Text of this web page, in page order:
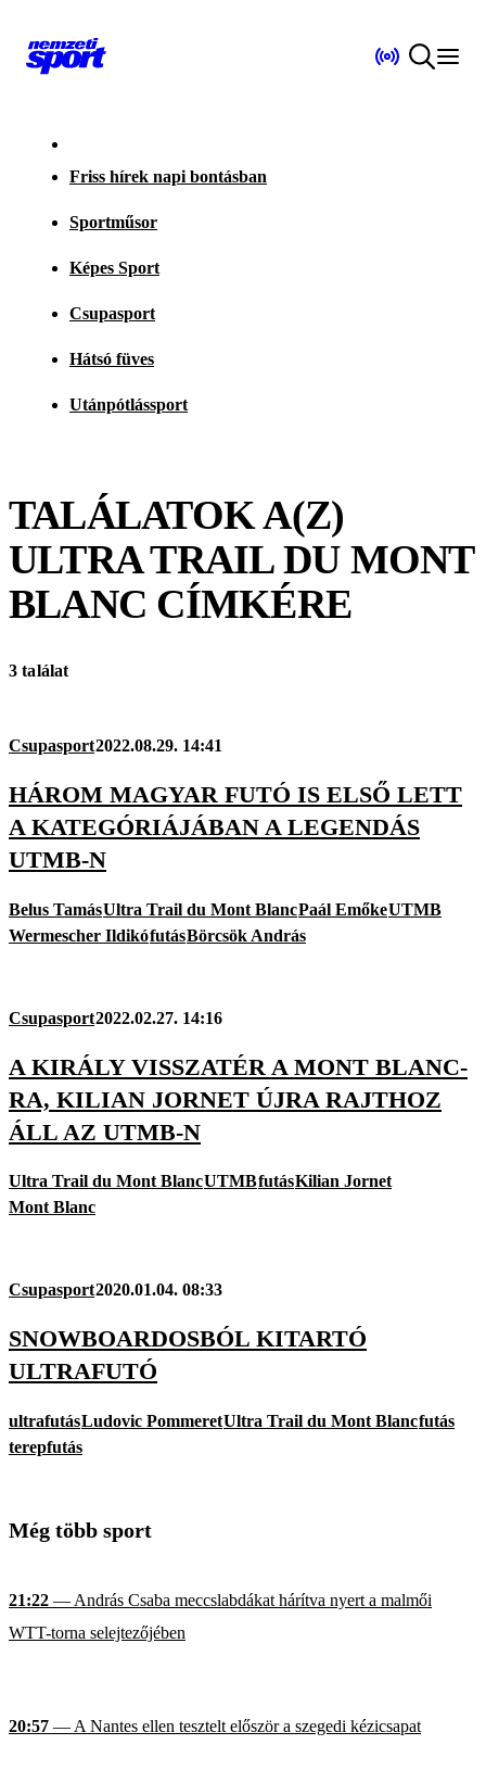
Friss hírek napi bontásban
Sportműsor
Képes Sport
Csupasport
Hátsó füves
Utánpótlássport
TALÁLATOK A(Z)
ULTRA TRAIL DU MONT
BLANC CÍMKÉRE
3 találat
Csupasport2022.08.29. 14:41
HÁROM MAGYAR FUTÓ IS ELSŐ LETT
A KATEGÓRIÁJÁBAN A LEGENDÁS
UTMB-N
Belus TamásUltra Trail du Mont BlancPaál EmőkeUTMB
Wermescher IldikófutásBörcsök András
Csupasport2022.02.27. 14:16
A KIRÁLY VISSZATÉR A MONT BLANC-
RA, KILIAN JORNET ÚJRA RAJTHOZ
ÁLL AZ UTMB-N
Ultra Trail du Mont BlancUTMBfutásKilian Jornet
Mont Blanc
Csupasport2020.01.04. 08:33
SNOWBOARDOSBÓL KITARTÓ
ULTRAFUTÓ
ultrafutásLudovic PommeretUltra Trail du Mont Blancfutás
terepfutás
Még több sport
21:22 — András Csaba meccslabdákat hárítva nyert a malmői
WTT-torna selejtezőjében
20:57 — A Nantes ellen tesztelt először a szegedi kézicsapat